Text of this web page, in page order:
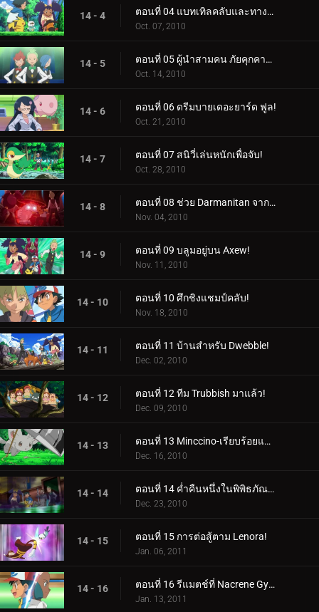
14 - 4 ตอนที่ 04 แบทเทิลคลับและทางเลือกของเทปิก!
Oct. 07, 2010
14 - 5 ตอนที่ 05 ผู้นำสามคน ภัยคุกคามของทีม!
Oct. 14, 2010
14 - 6 ตอนที่ 06 ดรีมบายเดอะยาร์ด ฟูล!
Oct. 21, 2010
14 - 7 ตอนที่ 07 สนิวี่เล่นหนักเพื่อจับ!
Oct. 28, 2010
14 - 8 ตอนที่ 08 ช่วย Darmanitan จากระฆัง!
Nov. 04, 2010
14 - 9 ตอนที่ 09 บลูมอยู่บน Axew!
Nov. 11, 2010
14 - 10 ตอนที่ 10 ศึกชิงแชมป์คลับ!
Nov. 18, 2010
14 - 11 ตอนที่ 11 บ้านสำหรับ Dwebble!
Dec. 02, 2010
14 - 12 ตอนที่ 12 ทีม Trubbish มาแล้ว!
Dec. 09, 2010
14 - 13 ตอนที่ 13 Minccino-เรียบร้อยและเป็นระเบียบเรียบร้อย!
Dec. 16, 2010
14 - 14 ตอนที่ 14 ค่ำคืนหนึ่งในพิพิธภัณฑ์เมือง Nacrene!
Dec. 23, 2010
14 - 15 ตอนที่ 15 การต่อสู้ตาม Lenora!
Jan. 06, 2011
14 - 16 ตอนที่ 16 รีแมตช์ที่ Nacrene Gym!
Jan. 13, 2011